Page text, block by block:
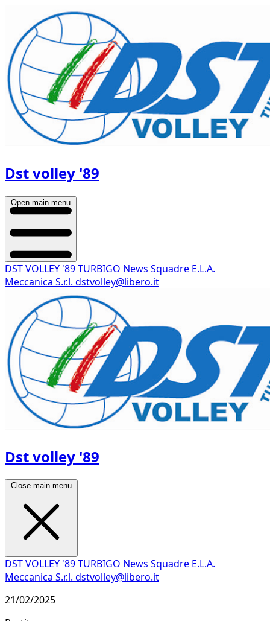
Dst volley '89
Open main menu
DST VOLLEY '89 TURBIGO News Squadre E.L.A.
Meccanica S.r.l. dstvolley@libero.it
Dst volley '89
Close main menu
DST VOLLEY '89 TURBIGO News Squadre E.L.A.
Meccanica S.r.l. dstvolley@libero.it
21/02/2025